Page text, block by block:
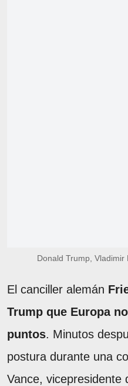
Donald Trump, Vladimir
El canciller alemán
Trump que Europa
puntos. Minutos
postura durante una
Vance, vicepresidente